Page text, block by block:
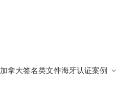
加拿大签名类文件海牙认证案例